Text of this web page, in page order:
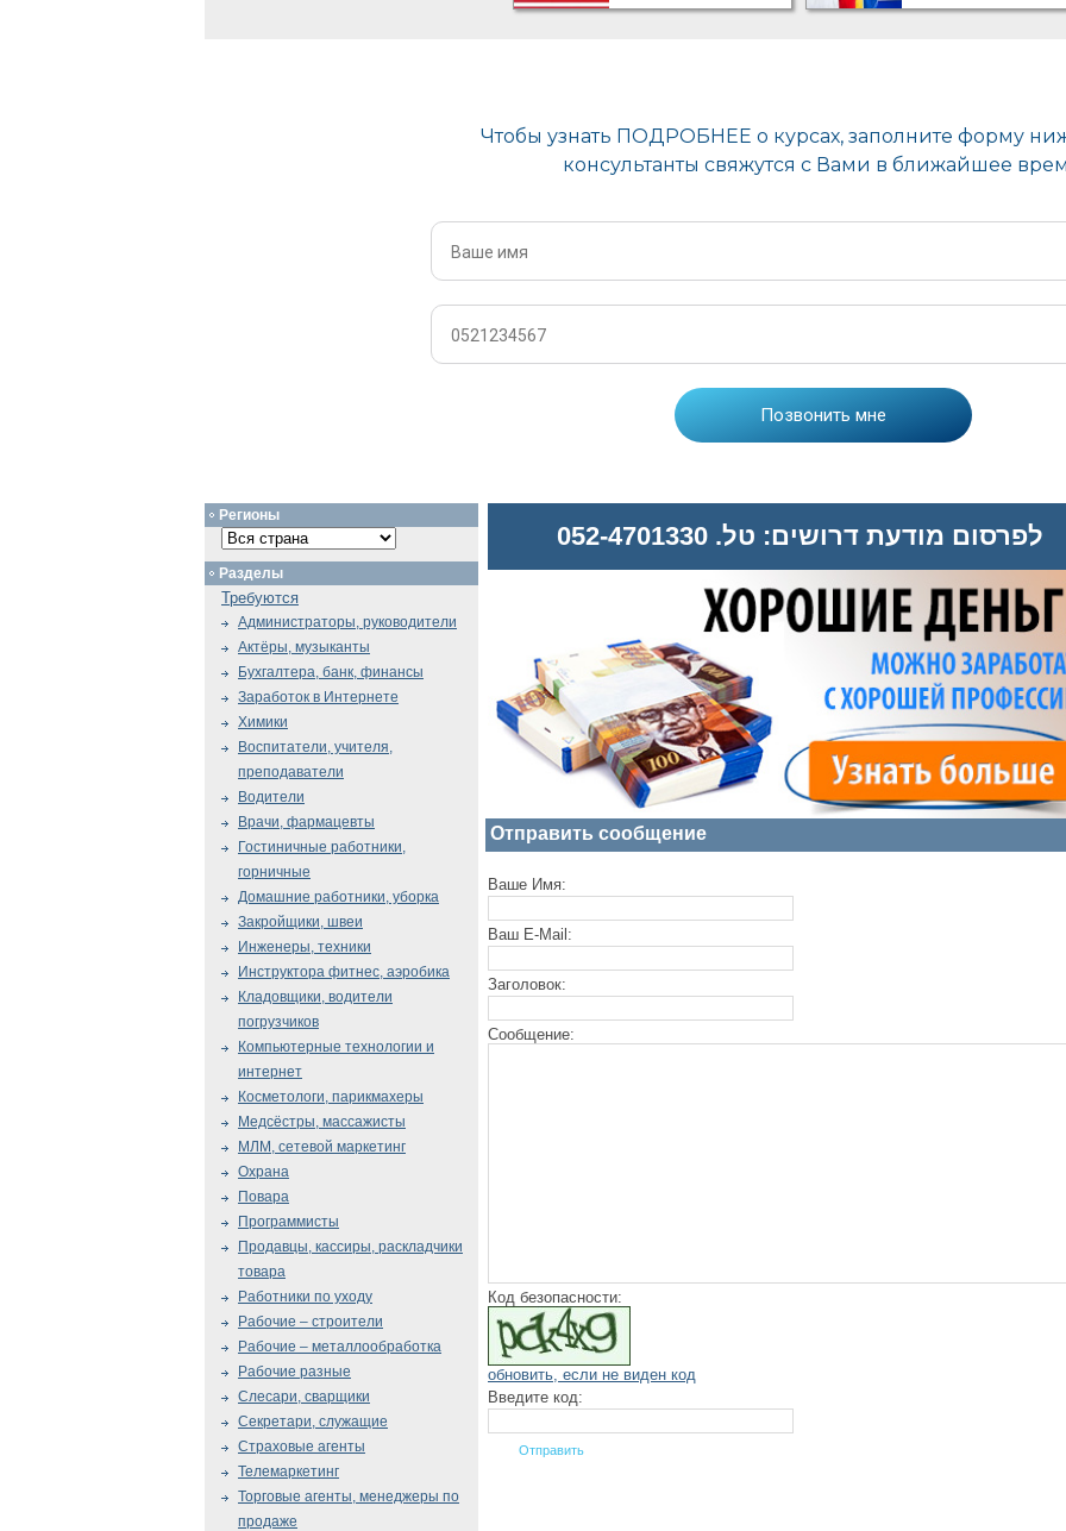
לפרסום מודעת דרושים: טל. 052-4701330
Отправить сообщение
Ваше Имя:
Ваш E-Mail:
Заголовок:
Сообщение:
Код безопасности:
обновить, если не виден код
Введите код:
Регионы
Разделы
Требуются
Администраторы, руководители
Актёры, музыканты
Бухгалтера, банк, финансы
Заработок в Интернете
Химики
Воспитатели, учителя,
преподаватели
Водители
Врачи, фармацевты
Гостиничные работники,
горничные
Домашние работники, уборка
Закройщики, швеи
Инженеры, техники
Инструктора фитнес, аэробика
Кладовщики, водители
погрузчиков
Компьютерные технологии и
интернет
Косметологи, парикмахеры
Медсёстры, массажисты
МЛМ, сетевой маркетинг
Охрана
Повара
Программисты
Продавцы, кассиры, раскладчики
товара
Работники по уходу
Рабочие – строители
Рабочие – металлообработка
Рабочие разные
Слесари, сварщики
Секретари, служащие
Страховые агенты
Телемаркетинг
Торговые агенты, менеджеры по
продаже